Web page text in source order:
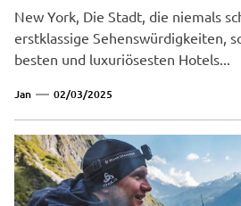
New York, Die Stadt, die niemals
erstklassige Sehenswürdigkeiten,
besten und luxuriösesten Hotels...
Jan 02/03/2025